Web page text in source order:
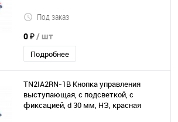
Под заказ
0 ₽/ шт
Подробнее
TN2IA2RN-1B Кнопка управления
выступающая, с подсветкой, с
фиксацией, d 30 мм, НЗ, красная